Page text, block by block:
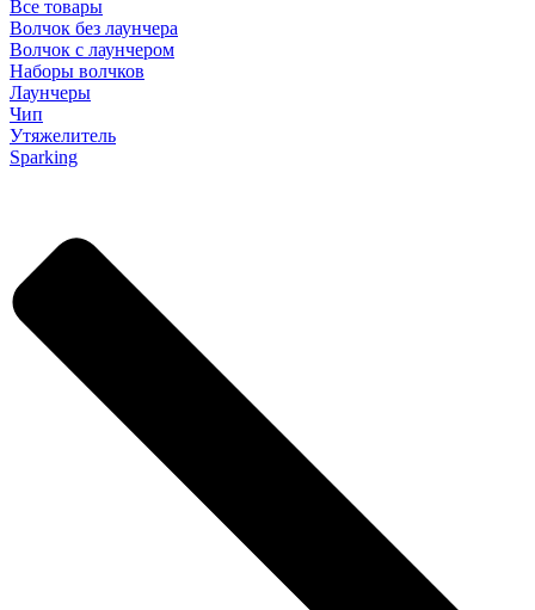
Все товары
Волчок без лаунчера
Волчок с лаунчером
Наборы волчков
Лаунчеры
Чип
Утяжелитель
Sparking